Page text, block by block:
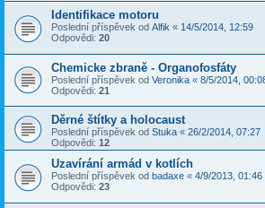
Identifikace motoru
Poslední příspěvek od Alfik « 14/5/2014, 12:59
Odpovědi: 20
Chemicke zbraně - Organofosfáty
Poslední příspěvek od Veronika « 8/5/2014,
Odpovědi: 21
Děrné štítky a holocaust
Poslední příspěvek od Stuka « 26/2/2014, 07:27
Odpovědi: 12
Uzavírání armád v kotlích
Poslední příspěvek od badaxe « 4/9/2013, 01:46
Odpovědi: 23